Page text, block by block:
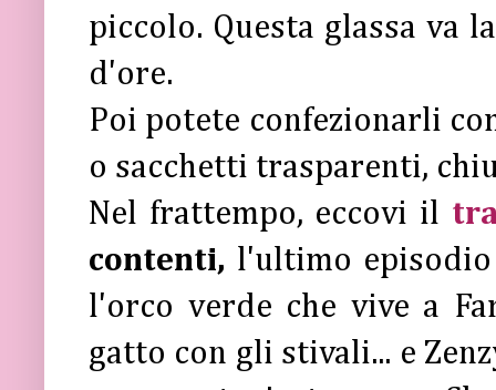
piccolo. Questa glassa va
d'ore.
Poi potete confezionarli
o sacchetti trasparenti,
Nel frattempo, eccovi il
contenti, l'ultimo
l'orco verde che vive a
gatto con gli stivali... e